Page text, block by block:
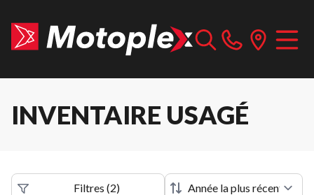
INVENTAIRE USAGÉ
Filtres (2)